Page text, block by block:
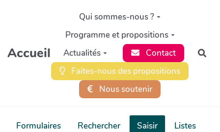
Aller au contenu principal
Accueil
Qui sommes-nous ?
Programme et propositions
Actualités
Contact
Faites-nous des propositions
Nous soutenir
Formulaires Rechercher Saisir
Listes